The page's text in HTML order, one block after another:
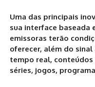
Uma das principais
sua interface baseada
emissoras terão
oferecer, além do
tempo real, conteúdos
séries, jogos,